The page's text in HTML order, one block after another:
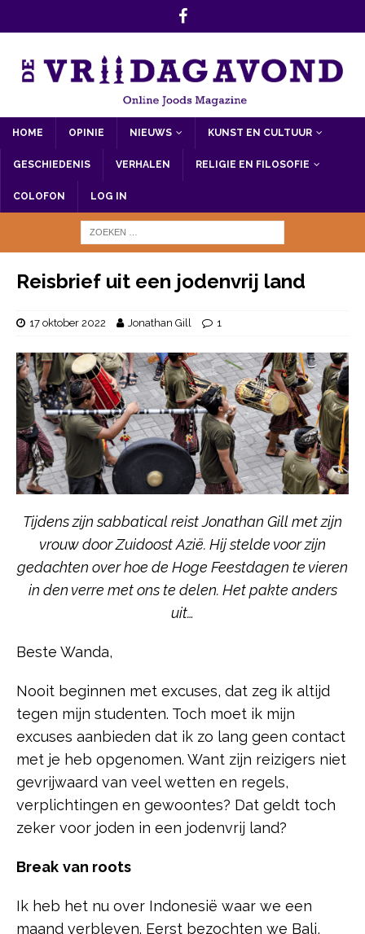
HOME OPINIE NIEUWS KUNST EN CULTUUR
GESCHIEDENIS VERHALEN RELIGIE EN FILOSOFIE
COLOFON LOG IN
Reisbrief uit een jodenvrij land
17 oktober 2022 Jonathan Gill 1
Tijdens zijn sabbatical reist Jonathan Gill met zijn
vrouw door Zuidoost Azië. Hij stelde voor zijn
gedachten over hoe de Hoge Feestdagen te vieren
in den verre met ons te delen. Het pakte anders
uit…
Beste Wanda,
Nooit beginnen met excuses, dat zeg ik altijd
tegen mijn studenten. Toch moet ik mijn
excuses aanbieden dat ik zo lang geen contact
met je heb opgenomen. Want zijn reizigers niet
gevrijwaard van veel wetten en regels,
verplichtingen en gewoontes? Dat geldt toch
zeker voor joden in een jodenvrij land?
Break van roots
Ik heb het nu over Indonesië waar we een
maand verbleven. Eerst bezochten we Bali,